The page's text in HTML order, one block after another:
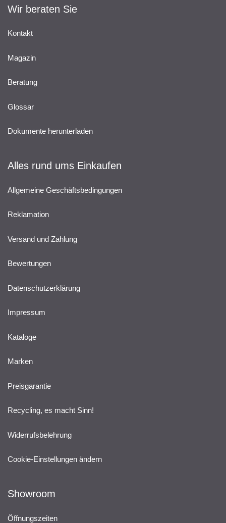
Wir beraten Sie
Kontakt
Magazin
Beratung
Glossar
Dokumente herunterladen
Alles rund ums Einkaufen
Allgemeine Geschäftsbedingungen
Reklamation
Versand und Zahlung
Bewertungen
Datenschutzerklärung
Impressum
Kataloge
Marken
Preisgarantie
Recycling, es macht Sinn!
Widerrufsbelehrung
Cookie-Einstellungen ändern
Showroom
Öffnungszeiten